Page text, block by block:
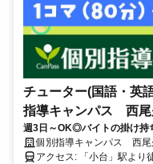
チューター(国語・英
指導キャンパス 西尾
週3日～OK◎バイトの掛け持
19:00〜/20:30〜】の遅めコ
問題なし★
個別指導キャンパス 西尾
アクセス: 「小台」駅